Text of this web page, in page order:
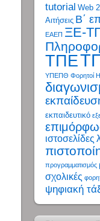
tutorial Web
Αιτήσεις Β΄
ΕΑΕΠ ΞΕ-
ΤΠΕ
ΥΠΕΠΘ Φορητοί
εκπαιδευτικό
ιστοσελίδες
προγραμματισμός
σχολικές
ψηφιακή